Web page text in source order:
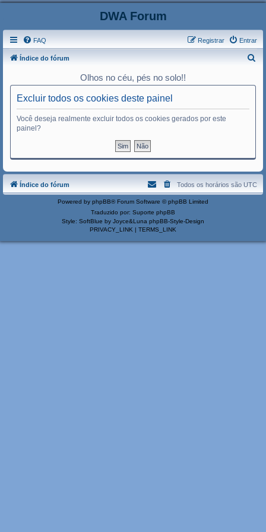
DWA Forum
FAQ Entrar
Registrar
Índice do fórum
r
Olhos no céu, pés no solo!!
Excluir todos os cookies deste painel
Você deseja realmente excluir todos os cookies gerados por este
painel?
Índice do fórum Todos os horários são UTC
Powered by phpBB® Forum Software © phpBB Limited
Traduzido por: Suporte phpBB
Style: SoftBlue by Joyce&Luna phpBB-Style-Design
PRIVACY_LINK | TERMS_LINK